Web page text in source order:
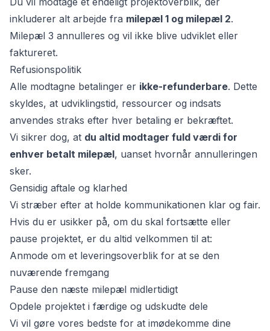
inkluderer alt arbejde fra milepæl 1 og milepæl 2.
Milepæl 3 annulleres og vil ikke blive udviklet eller
faktureret.
Refusionspolitik
Alle modtagne betalinger er ikke-refunderbare. Dette
skyldes, at udviklingstid, ressourcer og indsats
anvendes straks efter hver betaling er bekræftet.
Vi sikrer dog, at du altid modtager fuld værdi for
enhver betalt milepæl, uanset hvornår annulleringen
sker.
Gensidig aftale og klarhed
Vi stræber efter at holde kommunikationen klar og fair.
Hvis du er usikker på, om du skal fortsætte eller
pause projektet, er du altid velkommen til at:
Anmode om et leveringsoverblik for at se den
nuværende fremgang
Pause den næste milepæl midlertidigt
Opdele projektet i færdige og udskudte dele
Vi vil gøre vores bedste for at imødekomme dine